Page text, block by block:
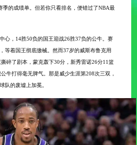
季的成绩单。但若你只看排名，便错过了NBA最
心，14胜50负的国王迎战26胜37负的公牛。赛
等着国王彻底缴械。然而37岁的威斯布鲁克用
碎了剧本，蒙克轰下30分，新秀雷诺26分11篮
牛打得毫无脾气。那是威少生涯第208次三双，
队的废墟上加冕。